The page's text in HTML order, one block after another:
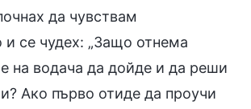
да чувствам
и се чудех: „Защо отнема
на водача да дойде и да реши
Ако първо отиде да проучи